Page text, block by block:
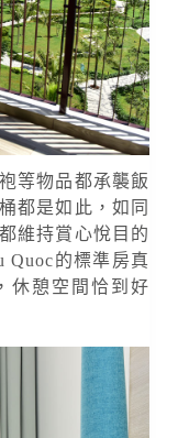
等物品都承襲飯
都是如此，如同
維持賞心悅目的
Quoc的標準房真
休憩空間恰到好